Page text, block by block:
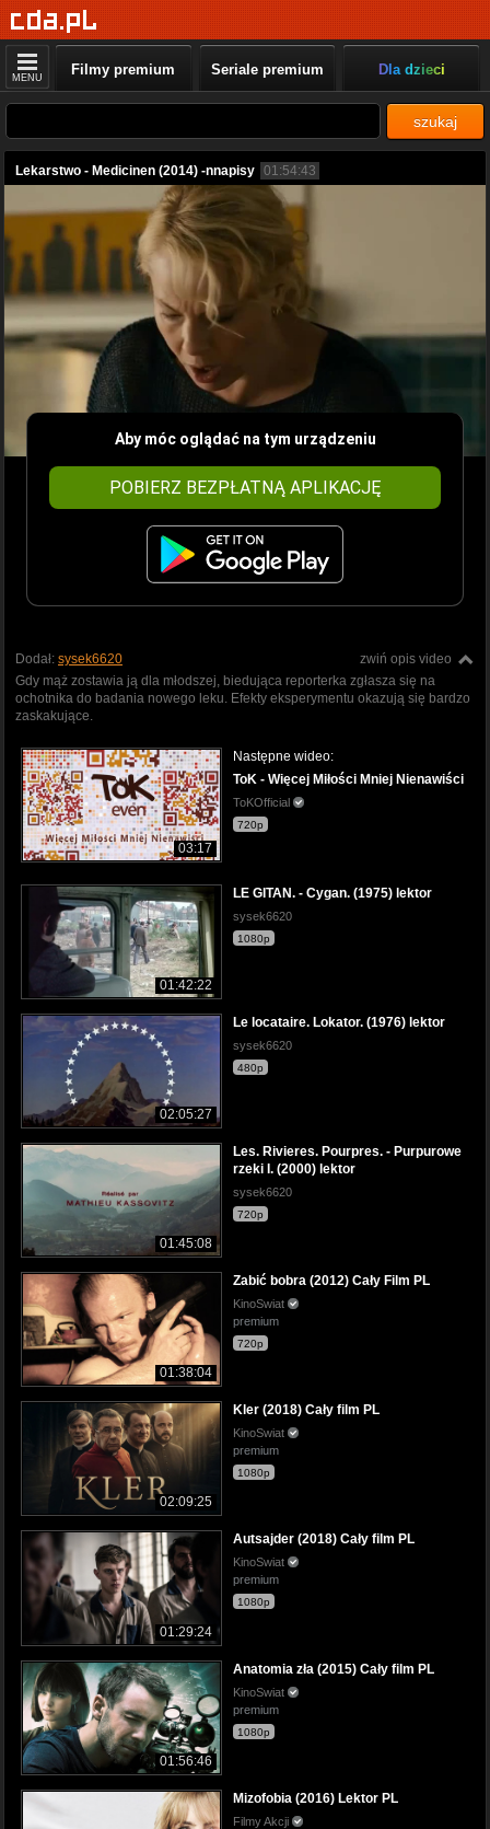
MENU Filmy premium Seriale premium Dla dzieci
szukaj
Lekarstwo - Medicinen (2014) -nnapisy 01:54:43
Aby móc oglądać na tym urządzeniu
POBIERZ BEZPŁATNĄ APLIKACJĘ
zwiń opis video
Dodał: sysek6620
Gdy mąż zostawia ją dla młodszej, biedująca reporterka zgłasza się na
ochotnika do badania nowego leku. Efekty eksperymentu okazują się bardzo
zaskakujące.
03:17
Następne wideo:
ToK - Więcej Miłości Mniej Nienawiści
ToKOfficial
720p
01:42:22
LE GITAN. - Cygan. (1975) lektor
sysek6620
1080p
02:05:27
Le locataire. Lokator. (1976) lektor
sysek6620
480p
01:45:08
Les. Rivieres. Pourpres. - Purpurowe
rzeki I. (2000) lektor
sysek6620
720p
01:38:04
Zabić bobra (2012) Cały Film PL
KinoSwiat
premium
720p
02:09:25
Kler (2018) Cały film PL
KinoSwiat
premium
1080p
01:29:24
Autsajder (2018) Cały film PL
KinoSwiat
premium
1080p
01:56:46
Anatomia zła (2015) Cały film PL
KinoSwiat
premium
1080p
Mizofobia (2016) Lektor PL
Filmy Akcji